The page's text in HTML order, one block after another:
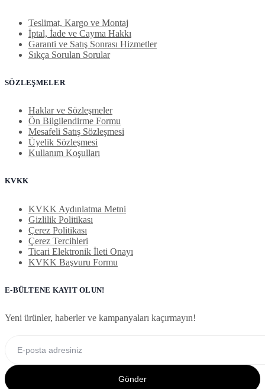
Teslimat, Kargo ve Montaj
İptal, İade ve Cayma Hakkı
Garanti ve Satış Sonrası Hizmetler
Sıkça Sorulan Sorular
SÖZLEŞMELER
Haklar ve Sözleşmeler
Ön Bilgilendirme Formu
Mesafeli Satış Sözleşmesi
Üyelik Sözleşmesi
Kullanım Koşulları
KVKK
KVKK Aydınlatma Metni
Gizlilik Politikası
Çerez Politikası
Çerez Tercihleri
Ticari Elektronik İleti Onayı
KVKK Başvuru Formu
E-BÜLTENE KAYIT OLUN!
Yeni ürünler, haberler ve kampanyaları kaçırmayın!
Gönder